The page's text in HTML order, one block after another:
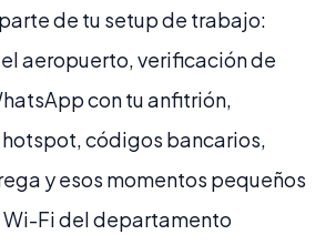
de tu setup de trabajo:
aeropuerto, verificación de
con tu anfitrión,
códigos bancarios,
y esos momentos pequeños
Wi-Fi del departamento